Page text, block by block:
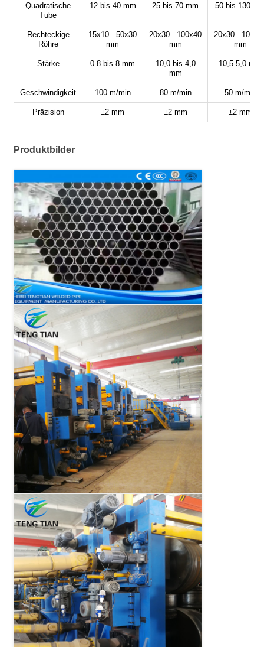
Quadratische
Tube
12 bis 40 mm 25 bis 70 mm 50 bis 130
Rechteckige
Röhre
15x10...50x30
mm
20x30...100x40
mm
mm
Stärke 0.8 bis 8 mm
10,0 bis 4,0
mm
10,5-5,0 mm
Geschwindigkeit 100 m/min 80 m/min 50 m/min
Präzision ±2 mm ±2 mm ±2 mm
Produktbilder